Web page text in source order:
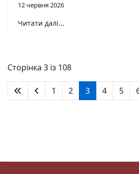
12 червня 2026
Читати далі...
Сторінка 3 із 108
1 2 3 4 5